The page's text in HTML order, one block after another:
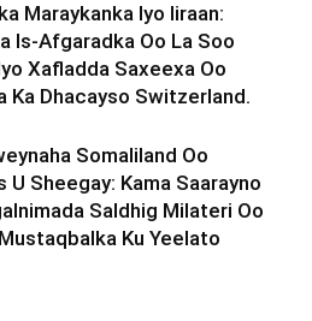
Maraykanka Iyo Iiraan:
Is-Afgaradka Oo La Soo
Xafladda Saxeexa Oo
Ka Dhacayso Switzerland.
Somaliland Oo
U Sheegay: Kama Saarayno
Saldhig Milateri Oo
Ku Yeelato